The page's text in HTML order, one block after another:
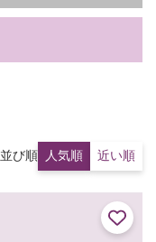
並び順 人気順 近い順